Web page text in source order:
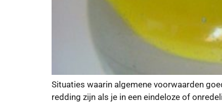
Situaties waarin algemene voorwaarden
redding zijn als je in een eindeloze of